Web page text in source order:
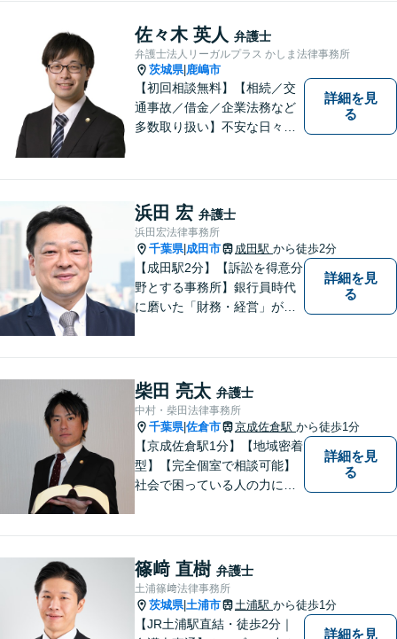
す。
佐々木 英人 弁護士
弁護士法人リーガルプラス かしま法律事務所
茨城県| 鹿嶋市
【初回相談無料】【相続／交
通事故／借金／企業法務など
多数取り扱い】不安な日々を
ちを尊重して解決へと動いて
まいります。法律的知見のア
ップデートを怠りません。
詳細を見
る
浜田 宏 弁護士
浜田宏法律事務所
千葉県| 成田市 成田駅 から徒歩2分
【成田駅2分】【訴訟を得意分
野とする事務所】銀行員時代
に磨いた「財務・経営」が強
すいパートナーを目指してい
ます。【元裁判官の弁護士も
在籍】企業法務を中心に、個
人案件にも対応
詳細を見
る
柴田 亮太 弁護士
中村・柴田法律事務所
千葉県|佐倉市 京成佐倉駅 から徒歩1分
【京成佐倉駅1分】【地域密着
型】【完全個室で相談可能】
社会で困っている人の力にな
相続、離婚・男女問題、交通
事故の案件を広く受け付けて
います。 ぜひご相談くださ
い。
詳細を見
る
篠﨑 直樹 弁護士
土浦篠﨑法律事務所
茨城県| 土浦市 土浦駅 から徒歩1分
【JR土浦駅直結・徒歩2分｜
詳細を見